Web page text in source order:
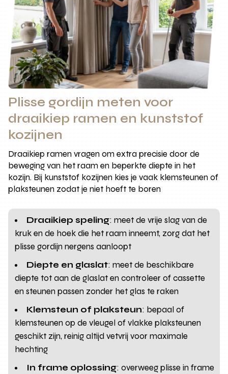
Plisse gordijn meten voor
draaikiep ramen en kunststof
kozijnen
Draaikiep ramen vragen om extra precisie door de
beweging van het raam en beperkte diepte in het
kozijn. Bij kunststof kozijnen kies je vaak klemsteunen of
plaksteunen zodat je niet hoeft te boren
Draaikiep speling: meet de vrije slag van de
kruk en de hoek die het raam inneemt, zorg dat het
plisse gordijn nergens aanloopt
Diepte en glaslat: meet de beschikbare
diepte tot aan de glaslat en controleer of cassette
en steunen passen zonder het glas te raken
Klemsteun of plaksteun: bepaal of
klemsteunen op de vleugel of vlakke plaksteunen
geschikt zijn, reinig altijd vetvrij voor maximale
hechting
In frame oplossing: overweeg plisse in frame